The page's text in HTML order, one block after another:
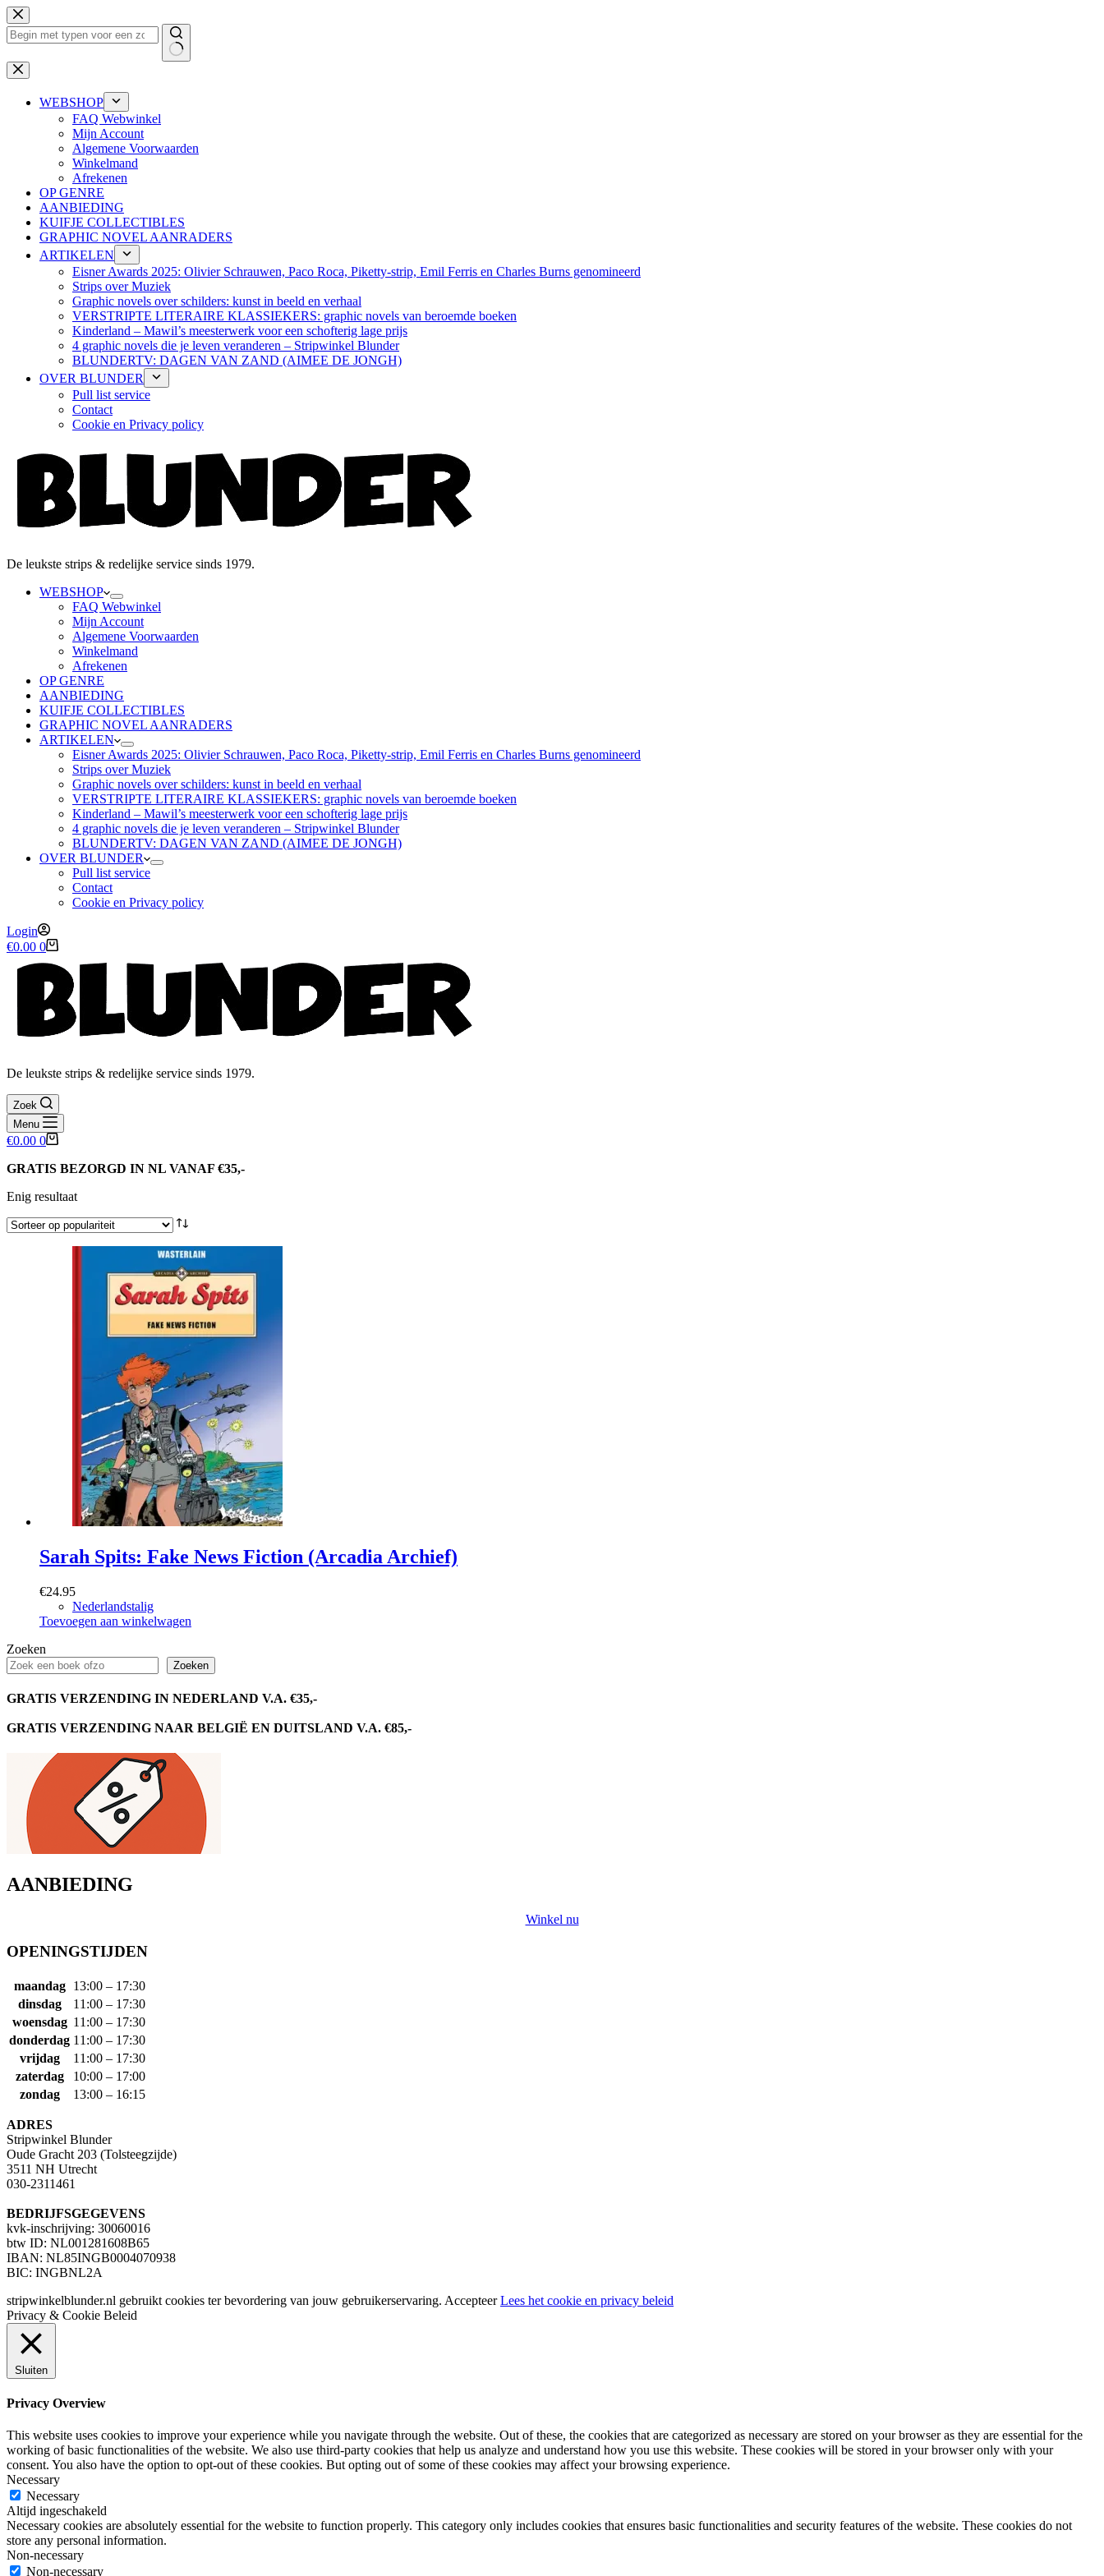
Ga
naar
de
Geen
resultaten
WEBSHOP
FAQ Webwinkel
Mijn Account
Algemene Voorwaarden
Winkelmand
Afrekenen
OP GENRE
AANBIEDING
KUIFJE COLLECTIBLES
GRAPHIC NOVEL AANRADERS
ARTIKELEN
Eisner Awards 2025: Olivier Schrauwen, Paco Roca, Piketty-strip, Emil Ferris en Charles Burns genomineerd
Strips over Muziek
Graphic novels over schilders: kunst in beeld en verhaal
VERSTRIPTE LITERAIRE KLASSIEKERS: graphic novels van beroemde boeken
Kinderland – Mawil’s meesterwerk voor een schofterig lage prijs
4 graphic novels die je leven veranderen – Stripwinkel Blunder
BLUNDERTV: DAGEN VAN ZAND (AIMEE DE JONGH)
OVER BLUNDER
Pull list service
Contact
Cookie en Privacy policy
De leukste strips & redelijke service sinds 1979.
WEBSHOP
FAQ Webwinkel
Mijn Account
Algemene Voorwaarden
Winkelmand
Afrekenen
OP GENRE
AANBIEDING
KUIFJE COLLECTIBLES
GRAPHIC NOVEL AANRADERS
ARTIKELEN
Eisner Awards 2025: Olivier Schrauwen, Paco Roca, Piketty-strip, Emil Ferris en Charles Burns genomineerd
Strips over Muziek
Graphic novels over schilders: kunst in beeld en verhaal
VERSTRIPTE LITERAIRE KLASSIEKERS: graphic novels van beroemde boeken
Kinderland – Mawil’s meesterwerk voor een schofterig lage prijs
4 graphic novels die je leven veranderen – Stripwinkel Blunder
BLUNDERTV: DAGEN VAN ZAND (AIMEE DE JONGH)
OVER BLUNDER
Pull list service
Contact
Cookie en Privacy policy
Login
Winkelwagen
€0.00 0
De leukste strips & redelijke service sinds 1979.
Zoek
Menu
Winkelwagen
€0.00 0
GRATIS BEZORGD IN NL VANAF €35,-
Enig resultaat
Sarah Spits: Fake News Fiction (Arcadia Archief)
€24.95
Nederlandstalig
Toevoegen aan winkelwagen
Zoeken
Zoeken
GRATIS VERZENDING IN NEDERLAND V.A. €35,-
GRATIS VERZENDING NAAR BELGIË EN DUITSLAND V.A. €85,-
AANBIEDING
Winkel nu
OPENINGSTIJDEN
maandag
13:00 – 17:30
dinsdag
11:00 – 17:30
woensdag 11:00 – 17:30
donderdag 11:00 – 17:30
vrijdag
11:00 – 17:30
zaterdag
10:00 – 17:00
zondag
13:00 – 16:15
ADRES
Stripwinkel Blunder
Oude Gracht 203 (Tolsteegzijde)
3511 NH Utrecht
030-2311461
BEDRIJFSGEGEVENS
kvk-inschrijving: 30060016
btw ID: NL001281608B65
IBAN: NL85INGB0004070938
BIC: INGBNL2A
stripwinkelblunder.nl gebruikt cookies ter bevordering van jouw gebruikerservaring. Accepteer Lees het cookie en privacy beleid
Privacy & Cookie Beleid
Sluiten
Privacy Overview
This website uses cookies to improve your experience while you navigate through the website. Out of these, the cookies that are categorized as necessary are stored on your browser as they are essential for the
working of basic functionalities of the website. We also use third-party cookies that help us analyze and understand how you use this website. These cookies will be stored in your browser only with your
consent. You also have the option to opt-out of these cookies. But opting out of some of these cookies may affect your browsing experience.
Necessary
Necessary
Altijd ingeschakeld
Necessary cookies are absolutely essential for the website to function properly. This category only includes cookies that ensures basic functionalities and security features of the website. These cookies do not
store any personal information.
Non-necessary
Non-necessary